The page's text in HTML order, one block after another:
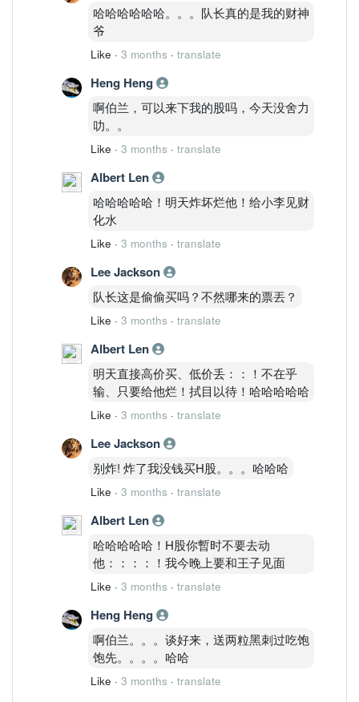
哈哈哈哈哈哈。。。队长真的是我的财神
爷
Like · 3 months · translate
Heng Heng
啊伯兰，可以来下我的股吗，今天没舍力
叻。。
Like · 3 months · translate
Albert Len
哈哈哈哈哈！明天炸坏烂他！给小李见财
化水
Like · 3 months · translate
Lee Jackson
队长这是偷偷买吗？不然哪来的票丟？
Like · 3 months · translate
Albert Len
明天直接高价买、低价丢：：！不在乎
输、只要给他烂！拭目以待！哈哈哈哈哈
Like · 3 months · translate
Lee Jackson
别炸! 炸了我没钱买H股。。。哈哈哈
Like · 3 months · translate
Albert Len
哈哈哈哈哈！H股你暫时不要去动
他：：：：！我今晚上要和王子见面
Like · 3 months · translate
Heng Heng
啊伯兰。。。谈好来，送两粒黑刺过吃饱
饱先。。。。哈哈
Like · 3 months · translate